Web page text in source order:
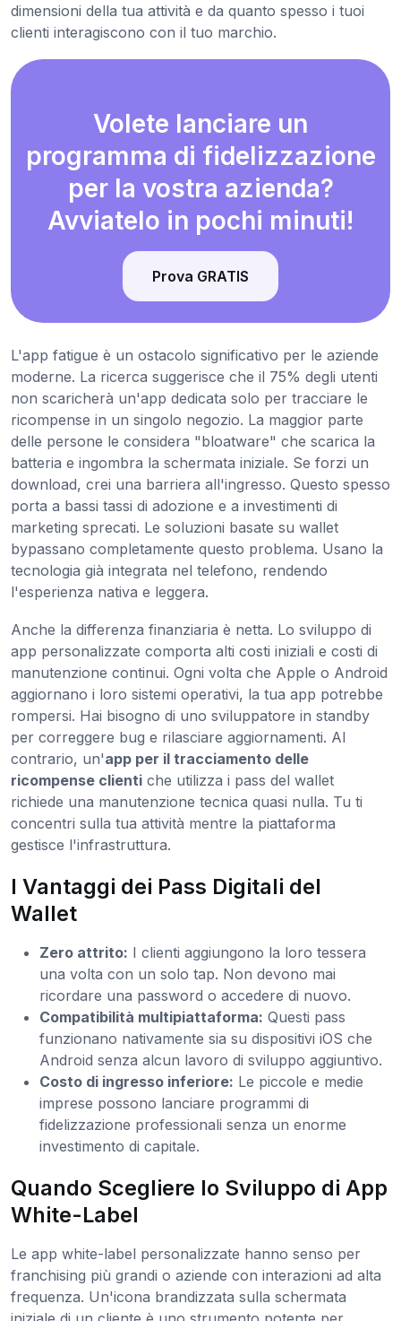
dimensioni della tua attività e da quanto spesso i tuoi
clienti interagiscono con il tuo marchio.
Volete lanciare un
programma di fidelizzazione
per la vostra azienda?
Avviatelo in pochi minuti!
Prova GRATIS
L'app fatigue è un ostacolo significativo per le aziende
moderne. La ricerca suggerisce che il 75% degli utenti
non scaricherà un'app dedicata solo per tracciare le
ricompense in un singolo negozio. La maggior parte
delle persone le considera "bloatware" che scarica la
batteria e ingombra la schermata iniziale. Se forzi un
download, crei una barriera all'ingresso. Questo spesso
porta a bassi tassi di adozione e a investimenti di
marketing sprecati. Le soluzioni basate su wallet
bypassano completamente questo problema. Usano la
tecnologia già integrata nel telefono, rendendo
l'esperienza nativa e leggera.
Anche la differenza finanziaria è netta. Lo sviluppo di
app personalizzate comporta alti costi iniziali e costi di
manutenzione continui. Ogni volta che Apple o Android
aggiornano i loro sistemi operativi, la tua app potrebbe
rompersi. Hai bisogno di uno sviluppatore in standby
per correggere bug e rilasciare aggiornamenti. Al
contrario, un'app per il tracciamento delle
ricompense clienti che utilizza i pass del wallet
richiede una manutenzione tecnica quasi nulla. Tu ti
concentri sulla tua attività mentre la piattaforma
gestisce l'infrastruttura.
I Vantaggi dei Pass Digitali del
Wallet
Zero attrito: I clienti aggiungono la loro tessera
una volta con un solo tap. Non devono mai
ricordare una password o accedere di nuovo.
Compatibilità multipiattaforma: Questi pass
funzionano nativamente sia su dispositivi iOS che
Android senza alcun lavoro di sviluppo aggiuntivo.
Costo di ingresso inferiore: Le piccole e medie
imprese possono lanciare programmi di
fidelizzazione professionali senza un enorme
investimento di capitale.
Quando Scegliere lo Sviluppo di App
White-Label
Le app white-label personalizzate hanno senso per
franchising più grandi o aziende con interazioni ad alta
frequenza. Un'icona brandizzata sulla schermata